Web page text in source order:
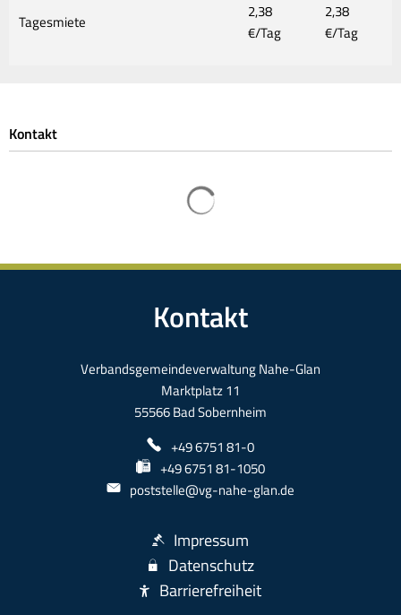
Tagesmiete
2,38
€/Tag
2,38
€/Tag
Kontakt
Kontakt
Verbandsgemeindeverwaltung Nahe-Glan
Marktplatz 11
55566 Bad Sobernheim
+49 6751 81-0
+49 6751 81-1050
poststelle@vg-nahe-glan.de
Impressum
Datenschutz
Barrierefreiheit